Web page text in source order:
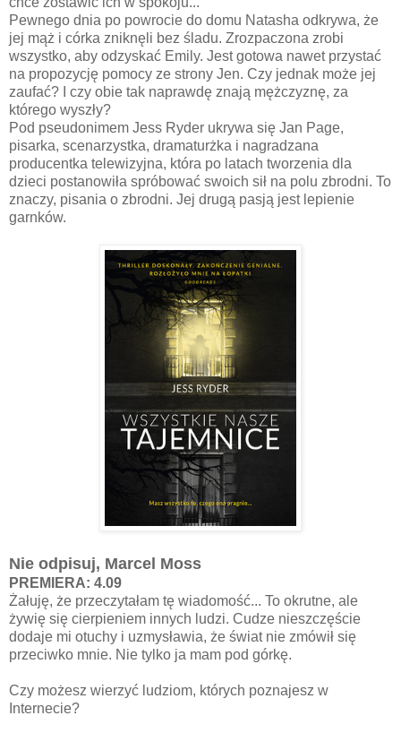
Pewnego dnia po powrocie do domu Natasha odkrywa, że
jej mąż i córka zniknęli bez śladu. Zrozpaczona zrobi
wszystko, aby odzyskać Emily. Jest gotowa nawet przystać
na propozycję pomocy ze strony Jen. Czy jednak może jej
zaufać? I czy obie tak naprawdę znają mężczyznę, za
którego wyszły?
Pod pseudonimem Jess Ryder ukrywa się Jan Page,
pisarka, scenarzystka, dramaturżka i nagradzana
producentka telewizyjna, która po latach tworzenia dla
dzieci postanowiła spróbować swoich sił na polu zbrodni. To
znaczy, pisania o zbrodni. Jej drugą pasją jest lepienie
garnków.
Nie odpisuj, Marcel Moss
PREMIERA: 4.09
Żałuję, że przeczytałam tę wiadomość... To okrutne, ale
żywię się cierpieniem innych ludzi. Cudze nieszczęście
dodaje mi otuchy i uzmysławia, że świat nie zmówił się
przeciwko mnie. Nie tylko ja mam pod górkę.
Czy możesz wierzyć ludziom, których poznajesz w
Internecie?